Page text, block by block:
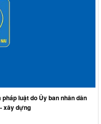
luật do Ủy ban nhân dân
xây dựng